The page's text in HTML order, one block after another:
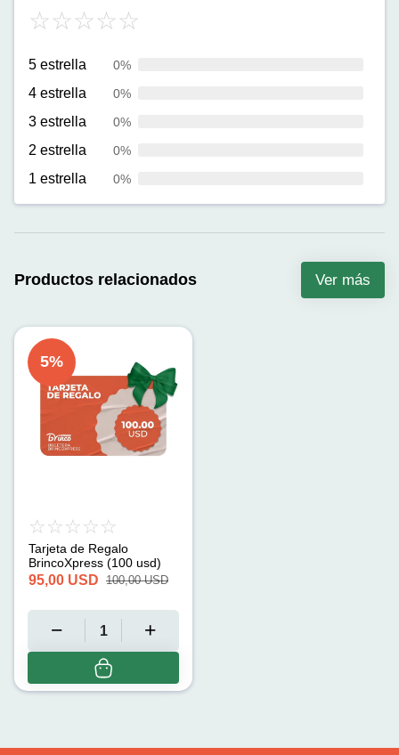
5 estrella 0%
4 estrella 0%
3 estrella 0%
2 estrella 0%
1 estrella 0%
Productos relacionados Ver más
5%
Tarjeta de Regalo
BrincoXpress (100 usd)
95,00 USD 100,00 USD